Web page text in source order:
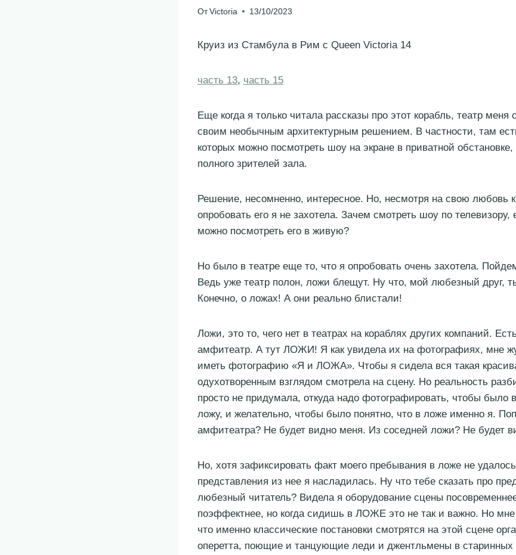
От Victoria 13/10/2023
Круиз из Стамбула в Рим с Queen Victoria 14
часть 13, часть 15
Еще когда я только читала рассказы про этот корабль, театр меня
своим необычным архитектурным решением. В частности, там
которых можно посмотреть шоу на экране в приватной обстановке,
полного зрителей зала.
Решение, несомненно, интересное. Но, несмотря на свою любовь к
опробовать его я не захотела. Зачем смотреть шоу по телевизору,
можно посмотреть его в живую?
Но было в театре еще то, что я опробовать очень захотела.
Ведь уже театр полон, ложи блещут. Ну что, мой любезный друг,
Конечно, о ложах! А они реально блистали!
Ложи, это то, чего нет в театрах на кораблях других компаний.
амфитеатр. А тут ЛОЖИ! Я как увидела их на фотографиях, мне
иметь фотографию «Я и ЛОЖА». Чтобы я сидела вся такая
одухотворенным взглядом смотрела на сцену. Но реальность
просто не придумала, откуда надо фотографировать, чтобы было
ложу, и желательно, чтобы было понятно, что в ложе именно я.
амфитеатра? Не будет видно меня. Из соседней ложи? Не будет
Но, хотя зафиксировать факт моего пребывания в ложе не
представления из нее я насладилась. Ну что тебе сказать про
любезный читатель? Видела я оборудование сцены
поэффектнее, но когда сидишь в ЛОЖЕ это не так и важно. Но мне
что именно классические постановки смотрятся на этой сцене
оперетта, поющие и танцующие леди и джентльмены в старинных